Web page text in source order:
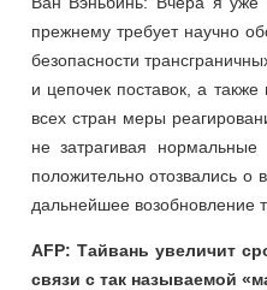
прежнему требует научно
безопасности
и цепочек поставок, а
всех стран меры
не затрагивая
положительно отозвались
дальнейшее возобновление
AFP: Тайвань увеличит
связи с так называемой